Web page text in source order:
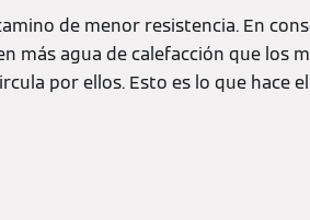
de menor resistencia. En
más agua de calefacción que los
por ellos. Esto es lo que hace